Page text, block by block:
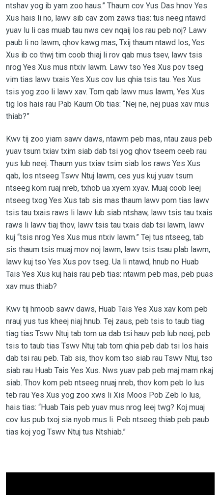
ntshav yog ib yam zoo haus.” Thaum cov Yus Das hnov Yes
Xus hais li no, lawv sib cav zom zaws tias: tus neeg ntawd
yuav lu li cas muab tau nws cev nqaij los rau peb noj? Lawv
paub li no lawm, qhov kawg mas, Txij thaum ntawd los, Yes
Xus ib co thwj tim coob thiaj li rov qab mus tsev, lawv tsis
nrog Yes Xus mus ntxiv lawm. Lawv tso Yes Xus pov tseg
vim tias lawv txais Yes Xus cov lus qhia tsis tau. Yes Xus
tsis yog zoo li lawv xav. Tom qab lawv mus lawm, Yes Xus
tig los hais rau Pab Kaum Ob tias: “Nej ne, nej puas xav mus
thiab?”
Kwv tij zoo yiam sawv daws, ntawm peb mas, ntau zaus peb
yuav tsum txiav txim siab dab tsi yog qhov tseem ceeb rau
yus lub neej. Thaum yus txiav tsim siab los raws Yes Xus
qab, los ntseeg Tswv Ntuj lawm, ces yus kuj yuav tsum
ntseeg kom ruaj nreb, txhob ua xyem xyav. Muaj coob leej
ntseeg txog Yes Xus tab sis mas thaum lawv pom tias lawv
tsis tau txais raws li lawv lub siab ntshaw, lawv tsis tau txais
raws li lawv tiaj thov, lawv tsis tau txais dab tsi lawm, lawv
kuj “tsis nrog Yes Xus mus ntxiv lawm.” Tej tus ntseeg, tab
sis thaum tsis muaj mov noj lawm, lawv tsis tsau plab lawm,
lawv kuj tso Yes Xus pov tseg. Ua li ntawd, hnub no Huab
Tais Yes Xus kuj hais rau peb tias: ntawm peb mas, peb puas
xav mus thiab?
Kwv tij hmoob sawv daws, Huab Tais Yes Xus xav kom peb
nrauj yus tus kheej niaj hnub. Tej zaus, peb tsis to taub tiag
tiag tias Tswv Ntuj tab tom ua dab tsi hauv peb lub neej, peb
tsis to taub tias Tswv Ntuj tab tom qhia peb dab tsi los hais
dab tsi rau peb. Tab sis, thov kom tso siab rau Tswv Ntuj, tso
siab rau Huab Tais Yes Xus. Nws yuav pab peb maj mam nkaj
siab. Thov kom peb ntseeg nruaj nreb, thov kom peb lo lus
teb rau Yes Xus yog zoo xws li Xis Moos Pob Zeb lo lus,
hais tias: “Huab Tais peb yuav mus nrog leej twg? Koj muaj
cov lus pub txoj sia nyob mus li. Peb ntseeg thiab peb paub
tias koj yog Tswv Ntuj tus Ntshiab.”